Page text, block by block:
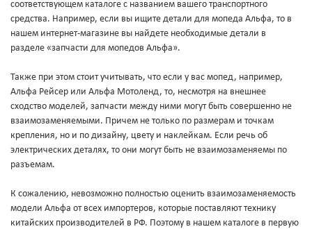
соответствующем каталоге с названием вашего транспортного
средства. Например, если вы ищите детали для мопеда Альфа, то в
нашем интернет-магазине вы найдете необходимые детали в
разделе «запчасти для мопедов Альфа».
Также при этом стоит учитывать, что если у вас мопед, например,
Альфа Рейсер или Альфа Мотоленд, то, несмотря на внешнее
сходство моделей, запчасти между ними могут быть совершенно не
взаимозаменяемыми. Причем не только по размерам и точкам
крепления, но и по дизайну, цвету и наклейкам. Если речь об
электрических деталях, то они могут быть не взаимозаменяемы по
разъемам.
К сожалению, невозможно полностью оценить взаимозаменяемость
модели Альфа от всех импортеров, которые поставляют технику
китайских производителей в РФ. Поэтому в нашем каталоге в первую